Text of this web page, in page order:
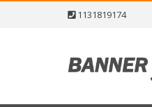
1131819174